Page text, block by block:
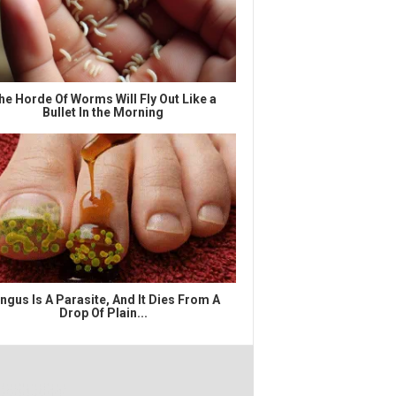
Horde Of Worms Will Fly Out Like a
Bullet In the Morning
Is A Parasite, And It Dies From A
Drop Of Plain...